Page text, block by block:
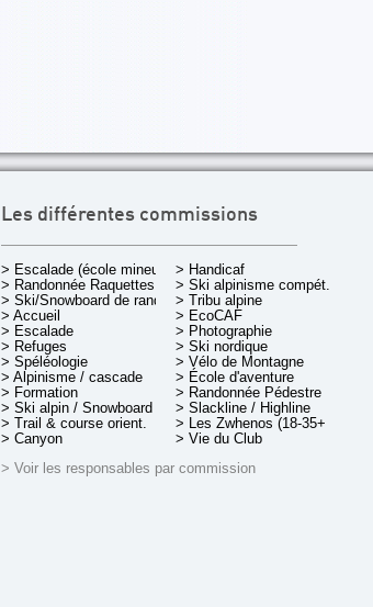
Les différentes commissions
> Escalade (école mineurs)
> Randonnée Raquettes
> Ski/Snowboard de rando.
> Accueil
> Escalade
> Refuges
> Spéléologie
> Alpinisme / cascade
> Formation
> Ski alpin / Snowboard
> Trail & course orient.
> Canyon
> Handicaf
> Ski alpinisme compét.
> Tribu alpine
> EcoCAF
> Photographie
> Ski nordique
> Vélo de Montagne
> École d'aventure
> Randonnée Pédestre
> Slackline / Highline
> Les Zwhenos (18-35+ ans)
> Vie du Club
> Voir les responsables par commission